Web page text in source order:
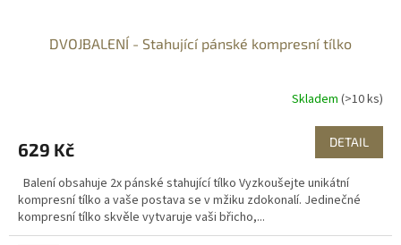
DVOJBALENÍ - Stahující pánské kompresní tílko
Skladem (>10 ks)
629 Kč DETAIL
Balení obsahuje 2x pánské stahující tílko Vyzkoušejte unikátní
kompresní tílko a vaše postava se v mžiku zdokonalí. Jedinečné
kompresní tílko skvěle vytvaruje vaši břicho,...